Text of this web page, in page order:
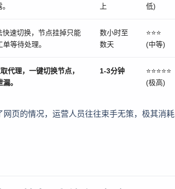
上
低)
快速切换，节点挂掉只能
等待处理。
数小时至
数天
⭐⭐⭐
(中等)
代理，一键切换节点，
。
1-3分钟
⭐⭐⭐⭐⭐
(极高)
页的情况，运营人员往往束手无策，极其消耗